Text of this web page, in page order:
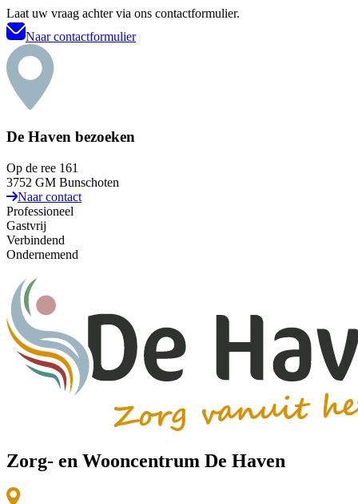
Laat uw vraag achter via ons contactformulier.
Naar contactformulier
De Haven bezoeken
Op de ree 161
3752 GM Bunschoten
Naar contact
Professioneel
Gastvrij
Verbindend
Ondernemend
Zorg- en Wooncentrum De Haven